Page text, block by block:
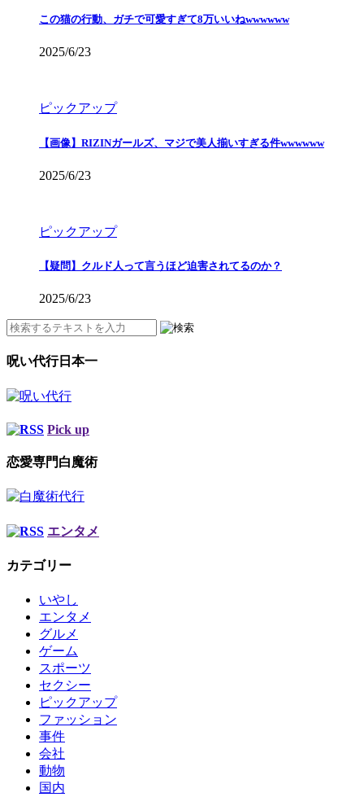
この猫の行動、ガチで可愛すぎて8万いいねwwwwww
2025/6/23
ピックアップ
【画像】RIZINガールズ、マジで美人揃いすぎる件wwwwww
2025/6/23
ピックアップ
【疑問】クルド人って言うほど迫害されてるのか？
2025/6/23
呪い代行日本一
Pick up
恋愛専門白魔術
エンタメ
カテゴリー
いやし
エンタメ
グルメ
ゲーム
スポーツ
セクシー
ピックアップ
ファッション
事件
会社
動物
国内